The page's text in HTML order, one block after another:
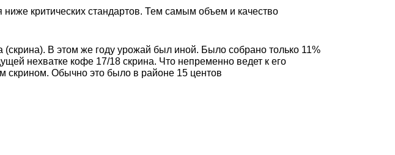
критических стандартов. Тем самым объем и качество
В этом же году урожай был иной. Было собрано только 11%
нехватке кофе 17/18 скрина. Что непременно ведет к его
Обычно это было в районе 15 центов